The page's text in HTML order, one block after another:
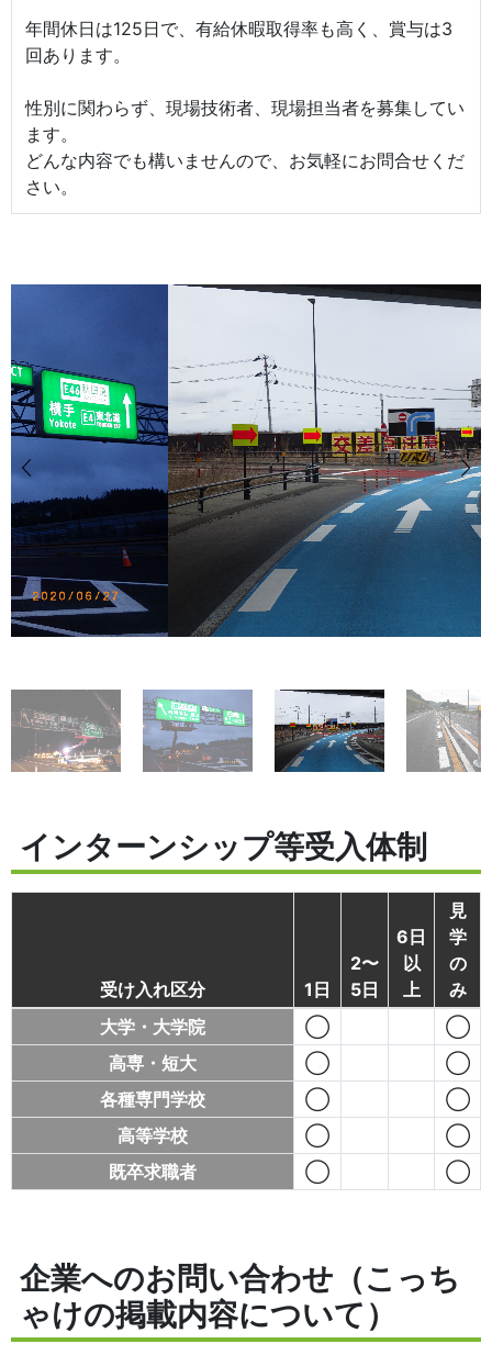
年間休日は125日で、有給休暇取得率も高く、賞与は3
回あります。
性別に関わらず、現場技術者、現場担当者を募集してい
ます。
どんな内容でも構いませんので、お気軽にお問合せくだ
さい。
インターンシップ等受入体制
受け入れ区分 1日
2〜
5日
6日
以
上
見
学
の
み
大学・大学院
◯
◯
高専・短大
◯
◯
各種専門学校
◯
◯
高等学校
◯
◯
既卒求職者
◯ ◯
企業へのお問い合わせ（こっち
ゃけの掲載内容について）